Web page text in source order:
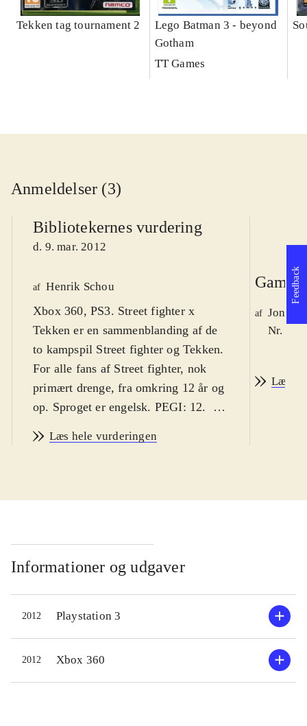
Tekken tag tournament 2
Lego Batman 3 - beyond
Gotham
TT Games
Anmeldelser (3)
Bibliotekernes vurdering
d. 9. mar. 2012
af Henrik Schou
Xbox 360, PS3. Street fighter x
Tekken er en sammenblanding af de
to kampspil Street fighter og Tekken.
For alle fans af Street fighter, nok
primært drenge, fra omkring 12 år og
op. Sproget er engelsk. PEGI: 12.
to populære og kendte
kan vælge to karakterer at kæmpe
kæmpere kan skifte med hinanden.
Figurene er som nævnt en blanding
mellem de kendte figurer fra de to
spiluniverser, men da det er Street
fighter's producenter Capcom, der har
lavet spillet, er hele spillet, inklusiv
Tekken figurene, holdt i Street
Læs hele vurderingen
Game
af Jonas
Nr.
Læs
Informationer og udgaver
2012 Playstation 3
2012 Xbox 360
Feedback